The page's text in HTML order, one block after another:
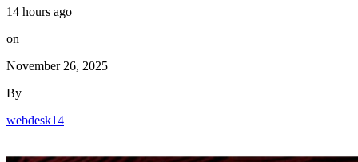
14 hours ago
on
November 26, 2025
By
webdesk14